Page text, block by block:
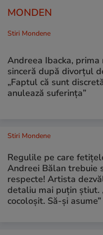
MONDEN
Stiri Mondene
Andreea Ibacka, prima
sinceră după divorțul
„Faptul că sunt
anulează suferința”
Stiri Mondene
Regulile pe care
Andreei Bălan trebuie
respecte! Artista
detaliu mai puțin știut.
cocoloșit. Să-și asume”